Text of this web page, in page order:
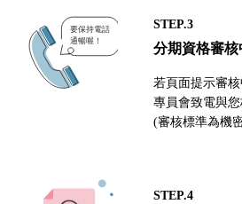
STEP.3
分期資格審核
若頁面提示審
專員會致電與
(審核標準為機
STEP.4